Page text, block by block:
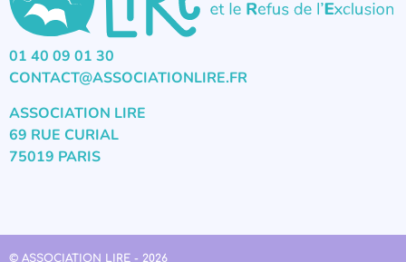
01 40 09 01 30
CONTACT@ASSOCIATIONLIRE.FR
ASSOCIATION LIRE
69 RUE CURIAL
75019 PARIS
© ASSOCIATION LIRE - 2026